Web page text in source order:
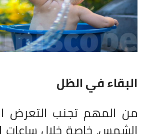
البقاء في الظل
من المهم تجنب التعرض